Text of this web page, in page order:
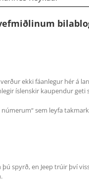
ekki fáanlegur hér á
íslenskir kaupendur
sem leyfa
spyrð, en Jeep trúir því